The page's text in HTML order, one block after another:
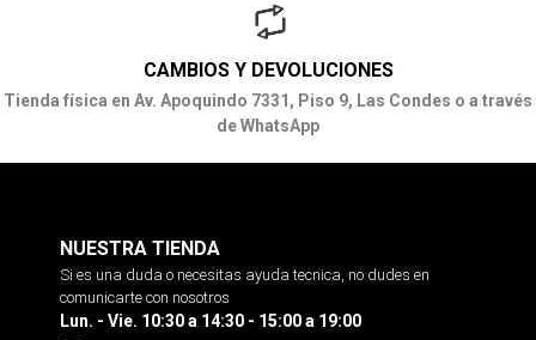
CAMBIOS Y DEVOLUCIONES
Tienda física en Av. Apoquindo 7331, Piso 9, Las Condes o a través
de WhatsApp
NUESTRA TIENDA
Si es una duda o necesitas ayuda tecnica, no dudes en
comunicarte con nosotros
Lun. - Vie. 10:30 a 14:30 - 15:00 a 19:00